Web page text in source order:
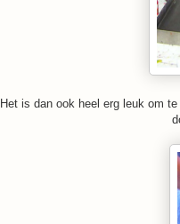
Het is dan ook heel erg leuk om